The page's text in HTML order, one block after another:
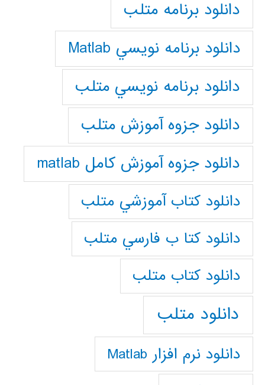
دانلود برنامه متلب
دانلود برنامه نويسي Matlab
دانلود برنامه نويسي متلب
دانلود جزوه آموزش متلب
دانلود جزوه آموزش کامل matlab
دانلود كتاب آموزشي متلب
دانلود كتا ب فارسي متلب
دانلود كتاب متلب
دانلود متلب
دانلود نرم افزار Matlab